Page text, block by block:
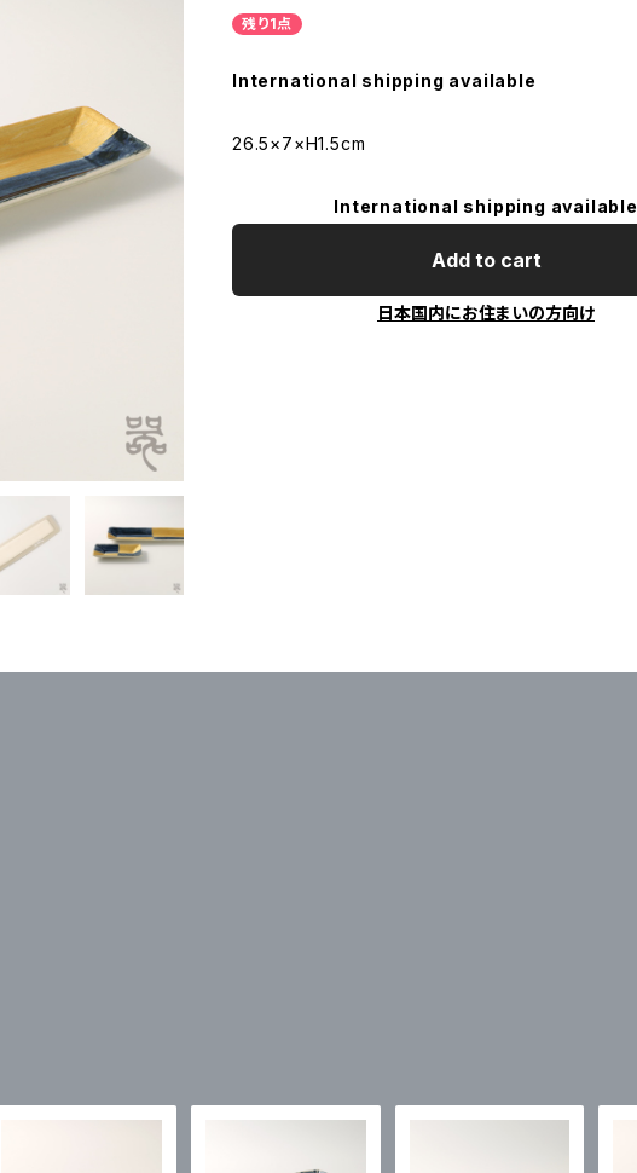
残り1点
International shipping available
26.5×7×H1.5cm
International shipping available
Add to cart
日本国内にお住まいの方向け